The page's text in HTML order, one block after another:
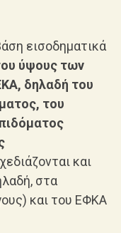
εισοδηματικά
ύψους των
δηλαδή του
του
και
στα
και του ΕΦΚΑ